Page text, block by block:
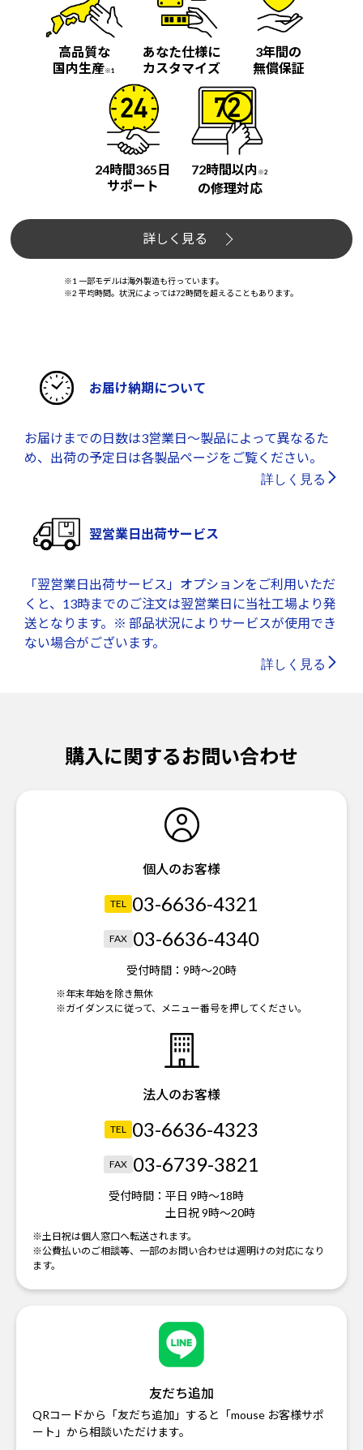
高品質な
国内生産※1
あなた仕様に
カスタマイズ
3年間の
無償保証
24時間365日
サポート
72時間以内 ※2
の修理対応
詳しく見る
※1 一部モデルは海外製造も行っています。
※2 平均時間。状況によっては72時間を超えることもあります。
お届け納期について
お届けまでの日数は3営業日～製品によって異なるた
め、出荷の予定日は各製品ページをご覧ください。
詳しく見る
翌営業日出荷サービス
「翌営業日出荷サービス」オプションをご利用いただ
くと、13時までのご注文は翌営業日に当社工場より発
送となります。※ 部品状況によりサービスが使用でき
ない場合がございます。
詳しく見る
購入に関するお問い合わせ
個人のお客様
TEL 03-6636-4321
FAX 03-6636-4340
受付時間： 9時～20時
※年末年始を除き無休
※ガイダンスに従って、メニュー番号を押してください。
法人のお客様
TEL 03-6636-4323
FAX 03-6739-3821
受付時間： 平日 9時～18時
土日祝 9時～20時
※土日祝は個人窓口へ転送されます。
※公費払いのご相談等、一部のお問い合わせは週明けの対応になり
ます。
友だち追加
QRコードから「友だち追加」すると「mouse お客様サポ
ート」から相談いただけます。